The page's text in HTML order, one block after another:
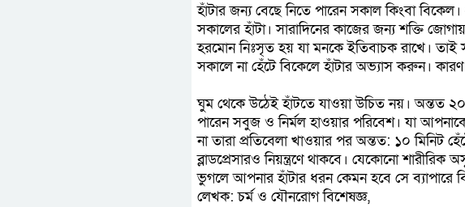
হাঁটার জন্য বেছে নিতে পারেন সকাল কিংবা
সকালের হাঁটা। সারাদিনের কাজের জন্য শক্তি
হরমোন নিঃসৃত হয় যা মনকে ইতিবাচক রাখে। তাই
সকালে না হেঁটে বিকেলে হাঁটার অভ্যাস করুন। কারণ
ঘুম থেকে উঠেই হাঁটতে যাওয়া উচিত নয়। অন্তত
পারেন সবুজ ও নির্মল হাওয়ার পরিবেশ। যা
না তারা প্রতিবেলা খাওয়ার পর অন্তত: ১০ মিনিট
ব্লাডপ্রেসারও নিয়ন্ত্রণে থাকবে। যেকোনো
ভুগলে আপনার হাঁটার ধরন কেমন হবে সে ব্যাপারে
লেখক: চর্ম ও যৌনরোগ বিশেষজ্ঞ,